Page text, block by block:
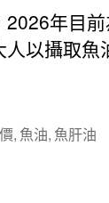
年目
以攝取魚
, 魚油, 魚肝油